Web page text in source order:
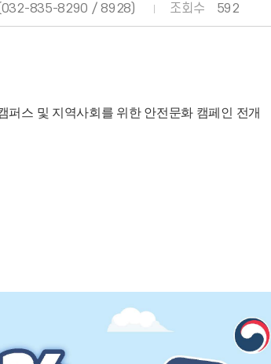
(032-835-8290 / 8928) 조회수 592
퍼스 및 지역사회를 위한 안전문화 캠페인 전개